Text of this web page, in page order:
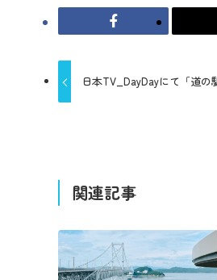
日本TV_DayDayにて「道の
関連記事